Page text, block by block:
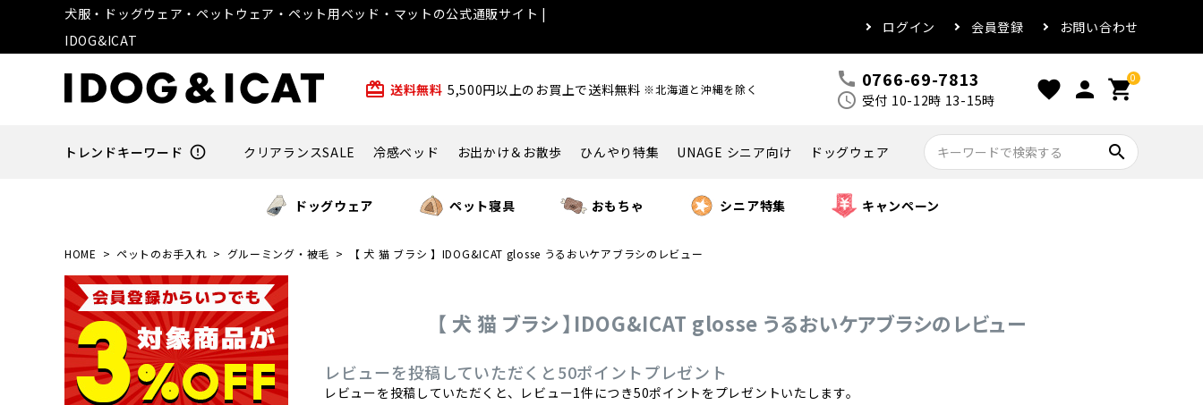
犬服・ドッグウェア・ペットウェア・ペット用ベッド・マットの公式通販サイト |
IDOG&ICAT
ログイン 会員登録 お問い合わせ
card_giftcard 送料無料 5,500円以上のお買上で送料無料 ※北海道と沖縄を除く call 0766-69-7813
schedule 受付 10-12時 13-15時 favorite person 0
shopping_cart
トレンドキーワード error_outline クリアランスSALE 冷感ベッド お出かけ＆お散歩 ひんやり特集 UNAGE シニア向け ドッグウェア search
ドッグウェア ペット寝具 おもちゃ シニア特集 キャンペーン
HOME ペットのお手入れ グルーミング・被毛 【 犬 猫 ブラシ 】IDOG&ICAT glosse うるおいケアブラシのレビュー
【 犬 猫 ブラシ 】IDOG&ICAT glosse うるおいケアブラシのレビュー
レビューを投稿していただくと50ポイントプレゼント
レビューを投稿していただくと、レビュー1件につき50ポイントをプレゼントいたします。